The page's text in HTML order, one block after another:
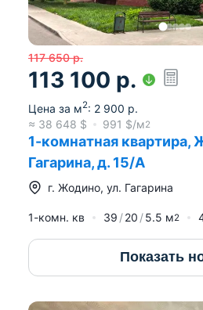
117 650 р.
113 100 р.
Цена за м2: 2 900 р.
≈ 38 648 $ 991 $/м2
1-комнатная квартира,
Гагарина, д. 15/А
г. Жодино, ул. Гагарина
1-комн. кв 39 20 5.5 м2
Показать